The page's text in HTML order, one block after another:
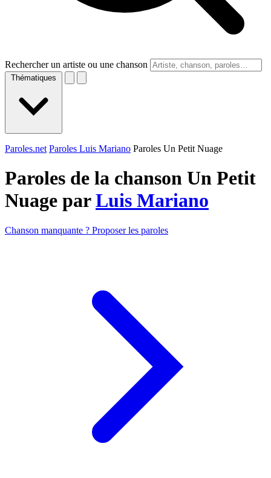
Rechercher un artiste ou une chanson
Thématiques
Paroles.net Paroles Luis Mariano Paroles Un Petit Nuage
Paroles de la chanson Un Petit
Nuage parLuis Mariano
Chanson manquante ? Proposer les paroles